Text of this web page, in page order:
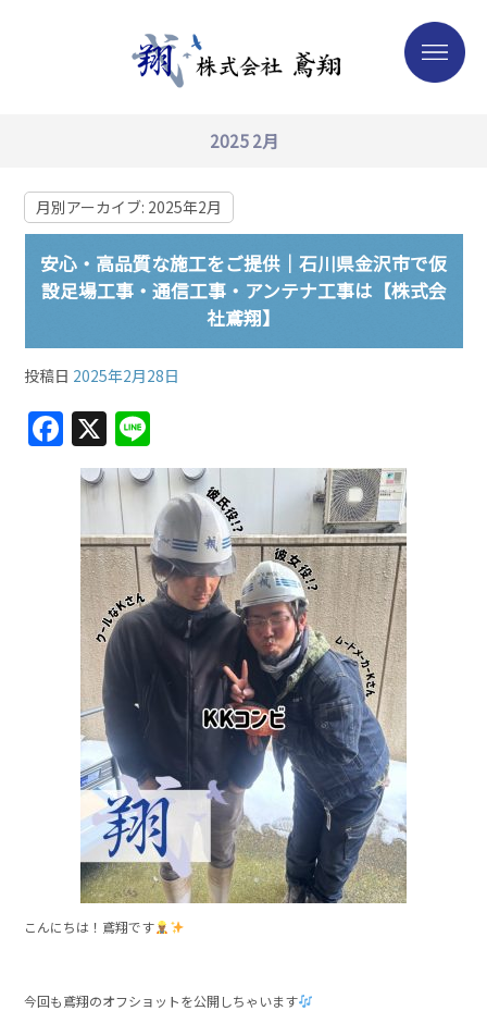
2025 2月
月別アーカイブ: 2025年2月
安心・高品質な施工をご提供｜石川県金沢市で仮
設足場工事・通信工事・アンテナ工事は【株式会
社鳶翔】
投稿日 2025年2月28日
F
a
c
e
b
o
o
k
X
n
e
こんにちは！鳶翔です
今回も鳶翔のオフショットを公開しちゃいます